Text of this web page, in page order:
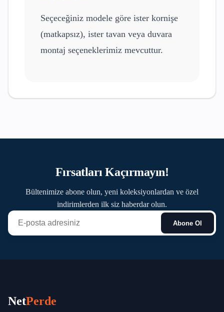
Seçeceğiniz modele göre ister kornişe
(matkapsız), ister tavan veya duvara
montaj seçeneklerimiz mevcuttur.
Fırsatları Kaçırmayın!
Bültenimize abone olun, yeni koleksiyonlardan ve özel
indirimlerden ilk siz haberdar olun.
Abone Ol
NetPerde